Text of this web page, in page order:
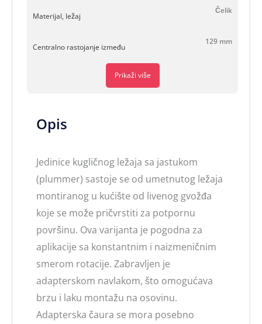
Materijal, ležaj
Čelik
Centralno rastojanje između
129 mm
Prikaži više
Opis
Jedinice kugličnog ležaja sa jastukom
(plummer) sastoje se od umetnutog ležaja
montiranog u kućište od livenog gvožđa
koje se može pričvrstiti za potpornu
površinu. Ova varijanta je pogodna za
aplikacije sa konstantnim i naizmeničnim
smerom rotacije. Zabravljen je
adapterskom navlakom, što omogućava
brzu i laku montažu na osovinu.
Adapterska čaura se mora posebno